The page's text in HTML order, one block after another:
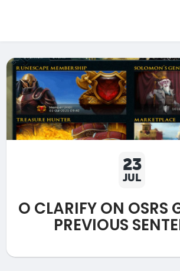
23
JUL
O CLARIFY ON OSRS
PREVIOUS